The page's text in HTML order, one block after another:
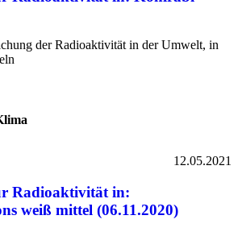
der Radioaktivität in der Umwelt, in
12.05.2021
Radioaktivität in:
weiß mittel (06.11.2020)